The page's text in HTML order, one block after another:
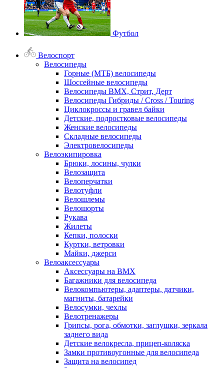
Футбол
Велоспорт
Велосипеды
Горные (МТБ) велосипеды
Шоссейные велосипеды
Велосипеды BMX, Стрит, Дерт
Велосипеды Гибриды / Cross / Touring
Циклокроссы и гравел байки
Детские, подростковые велосипеды
Женские велосипеды
Складные велосипеды
Электровелосипеды
Велоэкипировка
Брюки, лосины, чулки
Велозащита
Велоперчатки
Велотуфли
Велошлемы
Велошорты
Рукава
Жилеты
Кепки, полоски
Куртки, ветровки
Майки, джерси
Велоаксессуары
Аксессуары на BMX
Багажники для велосипеда
Велокомпьютеры, адаптеры, датчики,
магниты, батарейки
Велосумки, чехлы
Велотренажеры
Грипсы, рога, обмотки, заглушки, зеркала
заднего вида
Детские велокресла, прицеп-коляска
Замки противоугонные для велосипеда
Защита на велосипед